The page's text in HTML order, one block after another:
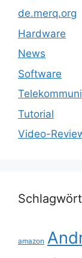
de.merq.org
Hardware
News
Software
Tutorial
Video-
amazon